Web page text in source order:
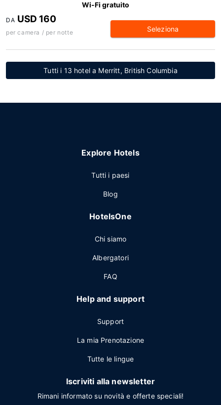
Wi-Fi gratuito
DA USD 160
per camera / per notte Seleziona
Tutti i 13 hotel a Merritt, British Columbia
Explore Hotels
Tutti i paesi
Blog
HotelsOne
Chi siamo
Albergatori
FAQ
Help and support
Support
La mia Prenotazione
Tutte le lingue
Iscriviti alla newsletter
Rimani informato su novità e offerte speciali!